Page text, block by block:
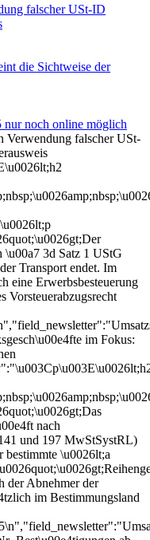
falscher USt-ID
die Sichtweise der
nur noch online möglich
falscher USt-
3d Satz 1 UStG
Transport endet. Im
eine Erwerbsbesteuerung
Vorsteuerabzugsrecht
im Fokus:
nach
und 197 MwStSystRL)
bestimmte \u0026lt;a
der Abnehmer der
im Bestimmungsland